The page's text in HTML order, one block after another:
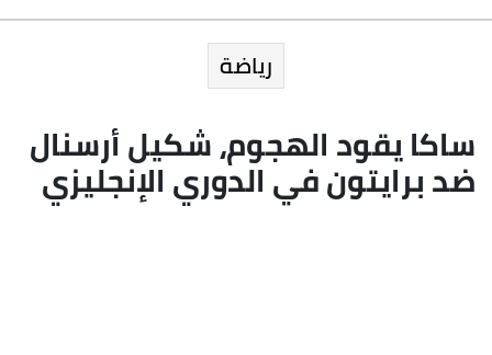
رياضة
ساكا يقود الهجوم، شكيل أرسنال
ضد برايتون في الدوري الإنجليزي